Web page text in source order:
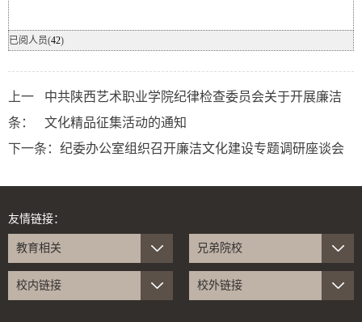
已阅人员(42)
上一
条：
中共陕西艺术职业学院纪律检查委员会关于开展廉洁
文化精品征集活动的通知
下一条： 纪委办公室组织召开廉洁文化建设专题调研座谈会
友情链接：
教育相关 兄弟院校
校内链接 校外链接